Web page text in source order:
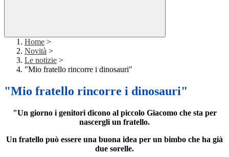
Home >
Novità >
Le notizie >
"Mio fratello rincorre i dinosauri"
"Mio fratello rincorre i dinosauri"
"Un giorno i genitori dicono al piccolo Giacomo che sta per
nascergli un fratello.
Un fratello può essere una buona idea per un bimbo che ha già
due sorelle.